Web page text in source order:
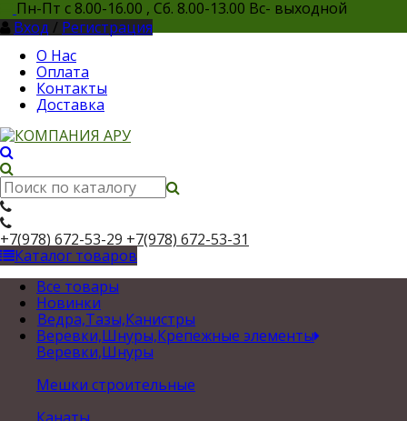
Пн-Пт с 8.00-16.00 , Сб. 8.00-13.00 Вс- выходной
Вход / Регистрация
О Нас
Оплата
Контакты
Доставка
+7(978) 672-53-29 +7(978) 672-53-31
Каталог товаров
Все товары
Новинки
Ведра,Тазы,Канистры
Веревки,Шнуры,Крепежные элементы
Веревки,Шнуры
Мешки строительные